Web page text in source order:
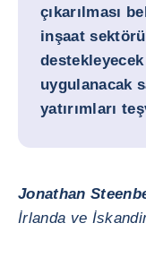
çıkarılması
inşaat
destekleyecek
uygulanacak
yatırımları
Jonathan
İrlanda ve